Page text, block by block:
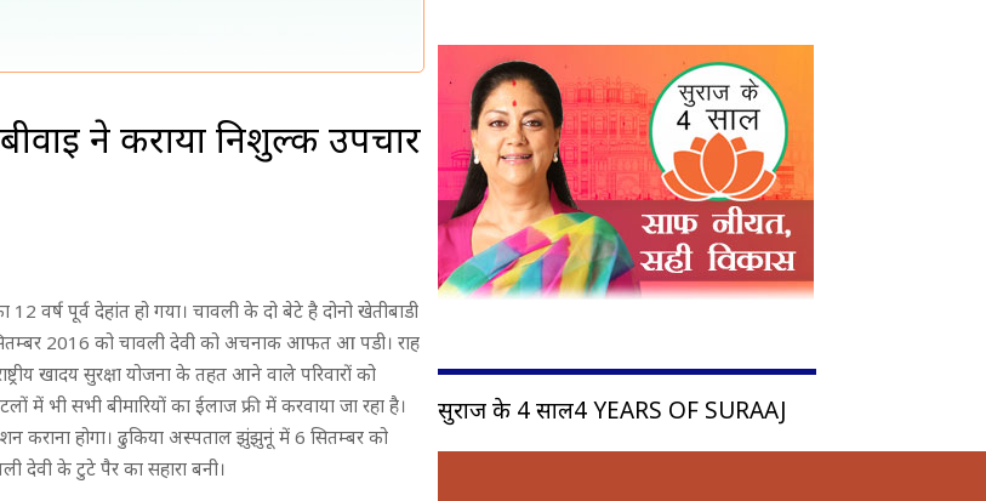
ने कराया निशुल्क उपचार
वर्ष पूर्व देहांत हो गया। चावली के दो बेटे है दोनो खेतीबाडी
2016 को चावली देवी को अचनाक आफत आ पडी। राह
खादय सुरक्षा योजना के तहत आने वाले परिवारों को
में भी सभी बीमारियों का ईलाज फ्री में करवाया जा रहा है।
कराना होगा। ढुकिया अस्पताल झुंझुनूं में 6 सितम्बर को
देवी के टुटे पैर का सहारा बनी।
सुराज के 4 साल4 YEARS OF SURAAJ